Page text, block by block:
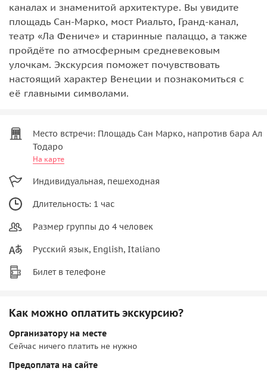
каналах и знаменитой архитектуре. Вы увидите
площадь Сан-Марко, мост Риальто, Гранд-канал,
театр «Ла Фениче» и старинные палаццо, а также
пройдёте по атмосферным средневековым
улочкам. Экскурсия поможет почувствовать
настоящий характер Венеции и познакомиться с
её главными символами.
Место встречи: Площадь Сан Марко, напротив бара Ал
Тодаро
На карте
Индивидуальная, пешеходная
Длительность: 1 час
Размер группы до 4 человек
Русский язык, English, Italiano
Билет в телефоне
Как можно оплатить экскурсию?
Организатору на месте
Сейчас ничего платить не нужно
Предоплата на сайте